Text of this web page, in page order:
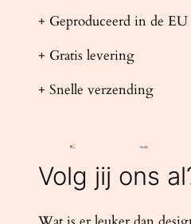
+ Geproduceerd in de EU
+ Gratis levering
+ Snelle verzending
Volg jij ons